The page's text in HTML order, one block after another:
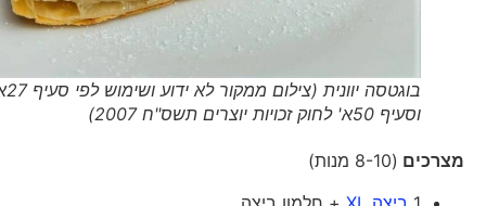
בוגטסה יוונית (צילום ממקור לא ידוע ושימוש לפי סעיף 27א'
וסעיף 50א' לחוק זכויות יוצרים תשס"ח 2007)
מצרכים(8-10 מנות)